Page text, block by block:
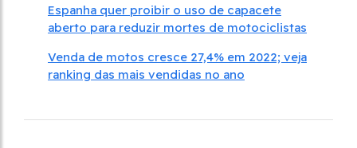
Espanha quer proibir o uso de capacete
aberto para reduzir mortes de motociclistas
Venda de motos cresce 27,4% em 2022; veja
ranking das mais vendidas no ano